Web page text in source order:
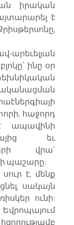
իրական
է
արեւելյան
ինը օր
հաջորդ
ապավինի
եւ
վրա՝
պաշարը:
է, մենք
սակայն
ունի: